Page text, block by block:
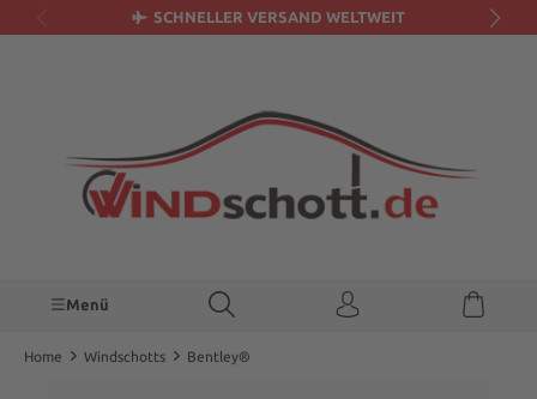
SCHNELLER VERSAND WELTWEIT
Menü
Home Windschotts Bentley®